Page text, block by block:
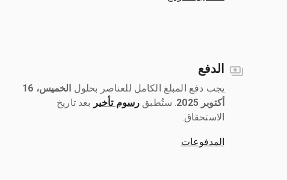
الدفع
يجب دفع المبلغ الكامل للعناصر بحلول ‎
الخميس، 16
أكتوبر 2025
‎. ستُطبق رسوم تأخير بعد تاريخ
الاستحقاق.
المدفوعات